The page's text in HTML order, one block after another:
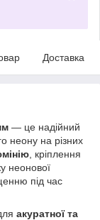
Доставка
— це надійний
неону на різних
, кріплення
неонової
під час
акуратної та